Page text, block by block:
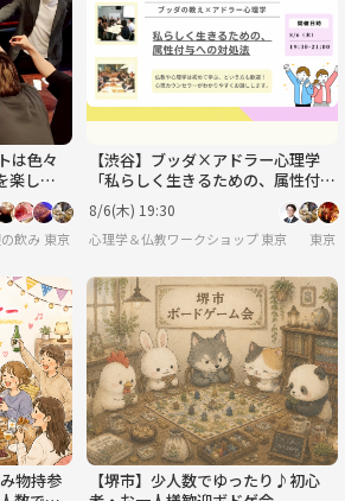
は色々
楽しむ
⭐平日
飲み会です 💓 男女関係なく純粋に友達作りをしよう
東京
【渋谷】ブッダ×アドラー心理学
「私らしく生きるための、属性付与
への対処法」ワークショップ-東京
8/6(木) 19:30
心理学＆仏教ワークショップ 東京 東京
物持参
【堺市】少人数でゆったり♪初心